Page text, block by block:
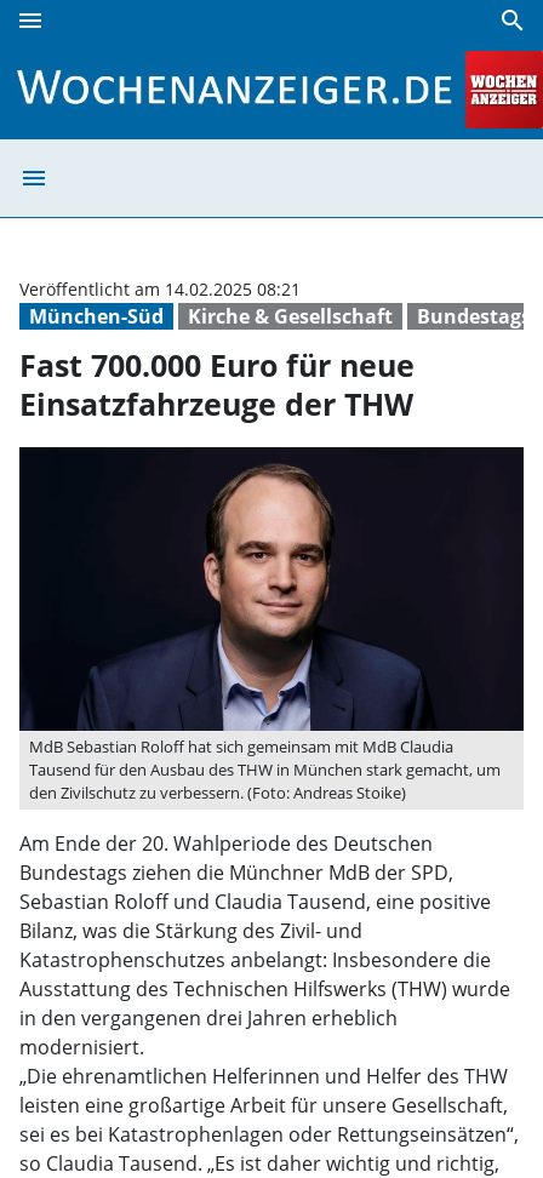
menu search
menu
München-Süd Kirche & Gesellschaft
Veröffentlicht am 14.02.2025 08:21
Fast 700.000 Euro für neue
Einsatzfahrzeuge der THW
MdB Sebastian Roloff hat sich gemeinsam mit MdB Claudia
Tausend für den Ausbau des THW in München stark gemacht, um
den Zivilschutz zu verbessern. (Foto: Andreas Stoike)
Am Ende der 20. Wahlperiode des Deutschen
Bundestags ziehen die Münchner MdB der SPD,
Sebastian Roloff und Claudia Tausend, eine positive
Bilanz, was die Stärkung des Zivil- und
Katastrophenschutzes anbelangt: Insbesondere die
Ausstattung des Technischen Hilfswerks (THW) wurde
in den vergangenen drei Jahren erheblich
modernisiert.
„Die ehrenamtlichen Helferinnen und Helfer des THW
leisten eine großartige Arbeit für unsere Gesellschaft,
sei es bei Katastrophenlagen oder Rettungseinsätzen“,
so Claudia Tausend. „Es ist daher wichtig und richtig,